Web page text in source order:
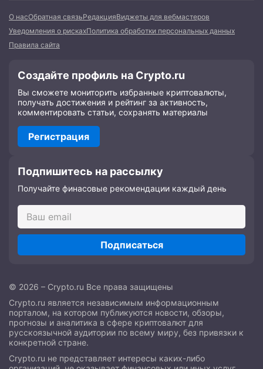
О насОбратная связьРедакцияВиджеты для вебмастеров
Уведомления о рискахПолитика обработки персональных данных
Правила сайта
Создайте профиль на Crypto.ru
Вы сможете мониторить избранные криптовалюты,
получать достижения и рейтинг за активность,
комментировать статьи, сохранять материалы
Регистрация
Подпишитесь на рассылку
Получайте финасовые рекомендации каждый день
Подписаться
© 2026 – Crypto.ru Все права защищены
Crypto.ru является независимым информационным
порталом, на котором публикуются новости, обзоры,
прогнозы и аналитика в сфере криптовалют для
русскоязычной аудитории по всему миру, без привязки к
конкретной стране.
Crypto.ru не представляет интересы каких-либо